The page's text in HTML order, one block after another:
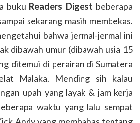
buku Readers Digest beberapa
sekarang masih membekas.
bahwa jermal-jermal ini
dibawah umur (dibawah usia 15
ditemui di perairan di Sumatera
Malaka. Mending sih kalau
upah yang layak & jam kerja
waktu yang lalu sempat